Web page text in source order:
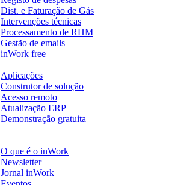
Dist. e Faturação de Gás
Intervenções técnicas
Processamento de RHM
Gestão de emails
inWork free
Aplicações
Construtor de solução
Acesso remoto
Atualização ERP
Demonstração gratuita
O que é o inWork
Newsletter
Jornal inWork